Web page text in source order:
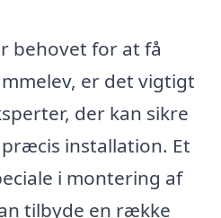
behovet for at få
er det vigtigt
der kan sikre
installation. Et
i montering af
tilbyde en række